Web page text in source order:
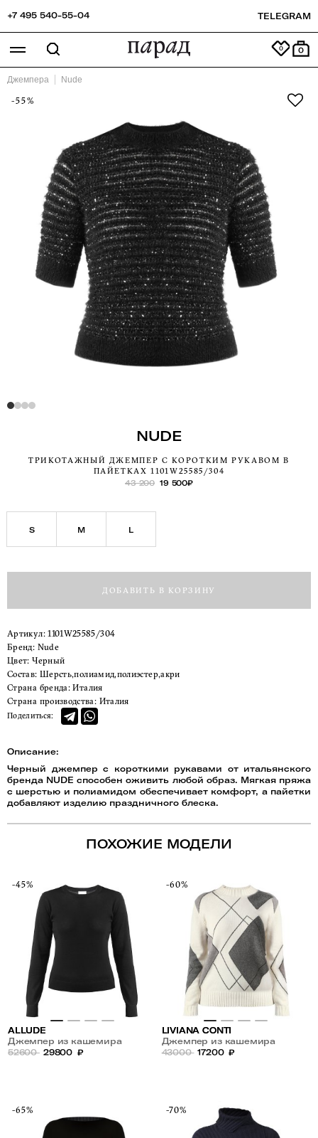
+7 495 540-55-04 TELEGRAM
0
Джемпера Nude
-55%
NUDE
ТРИКОТАЖНЫЙ ДЖЕМПЕР С КОРОТКИМ РУКАВОМ В
ПАЙЕТКАХ 1101W25585/304
43 200 19 500₽
S M L
ДОБАВИТЬ В КОРЗИНУ
Артикул:1101W25585/304
Бренд:
Nude
Цвет:
Черный
Состав: Шерсть,полиамид,полиэстер,акри
Страна бренда: Италия
Страна производства: Италия
Поделиться:
Описание:
Черный джемпер с короткими рукавами от итальянского
бренда NUDE способен оживить любой образ. Мягкая пряжа
с шерстью и полиамидом обеспечивает комфорт, а пайетки
добавляют изделию праздничного блеска.
ПОХОЖИЕ МОДЕЛИ
-45%
ALLUDE
Джемпер из кашемира
52600 29800 ₽
-60%
LIVIANA CONTI
Джемпер из кашемира
43000 17200 ₽
-65% -70%